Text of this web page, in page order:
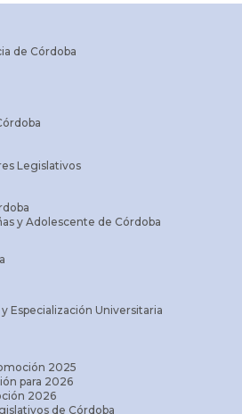
de Córdoba
Legislativos
y Adolescente de Córdoba
Especialización Universitaria
2025
para 2026
2026
de Córdoba